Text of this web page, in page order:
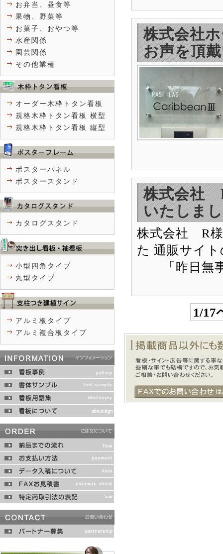
株式会社
お声を頂
株式会社
いたしま
株式会社 R
た 通販サイ
「昨日無事
1/17
お弁当、昼食等
果物、野菜等
お菓子、おやつ等
水産関係
園芸関係
その他業種
オーダー木枠トタン看板
規格木枠トタン看板 横型
規格木枠トタン看板 縦型
ポスターパネル
ポスタースタンド
カタログスタンド
小型四角タイプ
丸型タイプ
アルミ板タイプ
アルミ複合板タイプ